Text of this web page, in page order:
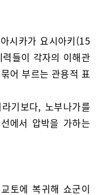
시카가 요시아키(15
들이 각자의 이해관
어 부르는 관용적 표
기보다, 노부나가를
에서 압박을 가하는
토에 복귀해 쇼군이